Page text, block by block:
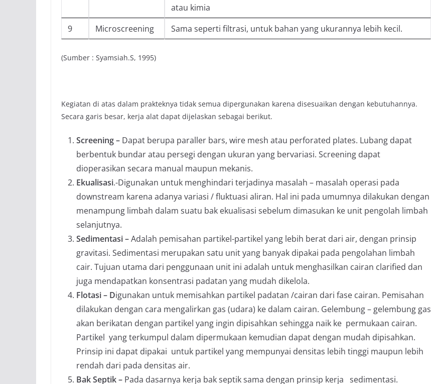
atau kimia
9
Microscreening Sama seperti filtrasi, untuk bahan yang ukurannya lebih kecil.
(Sumber : Syamsiah.S, 1995)
Kegiatan di atas dalam prakteknya tidak semua dipergunakan karena disesuaikan dengan kebutuhannya.
Secara garis besar, kerja alat dapat dijelaskan sebagai berikut.
Screening – Dapat berupa paraller bars, wire mesh atau perforated plates. Lubang dapat
berbentuk bundar atau persegi dengan ukuran yang bervariasi. Screening dapat
dioperasikan secara manual maupun mekanis.
Ekualisasi.-Digunakan untuk menghindari terjadinya masalah – masalah operasi pada
downstream karena adanya variasi / fluktuasi aliran. Hal ini pada umumnya dilakukan dengan
menampung limbah dalam suatu bak ekualisasi sebelum dimasukan ke unit pengolah limbah
selanjutnya.
Sedimentasi –Adalah pemisahan partikel-partikel yang lebih berat dari air, dengan prinsip
gravitasi. Sedimentasi merupakan satu unit yang banyak dipakai pada pengolahan limbah
cair. Tujuan utama dari penggunaan unit ini adalah untuk menghasilkan cairan clarified dan
juga mendapatkan konsentrasi padatan yang mudah dikelola.
Flotasi – Digunakan untuk memisahkan partikel padatan /cairan dari fase cairan. Pemisahan
dilakukan dengan cara mengalirkan gas (udara) ke dalam cairan. Gelembung – gelembung gas
akan berikatan dengan partikel yang ingin dipisahkan sehingga naik ke permukaan cairan.
Partikel yang terkumpul dalam dipermukaan kemudian dapat dengan mudah dipisahkan.
Prinsip ini dapat dipakai untuk partikel yang mempunyai densitas lebih tinggi maupun lebih
rendah dari pada densitas air.
Bak Septik – Pada dasarnya kerja bak septik sama dengan prinsip kerja sedimentasi.